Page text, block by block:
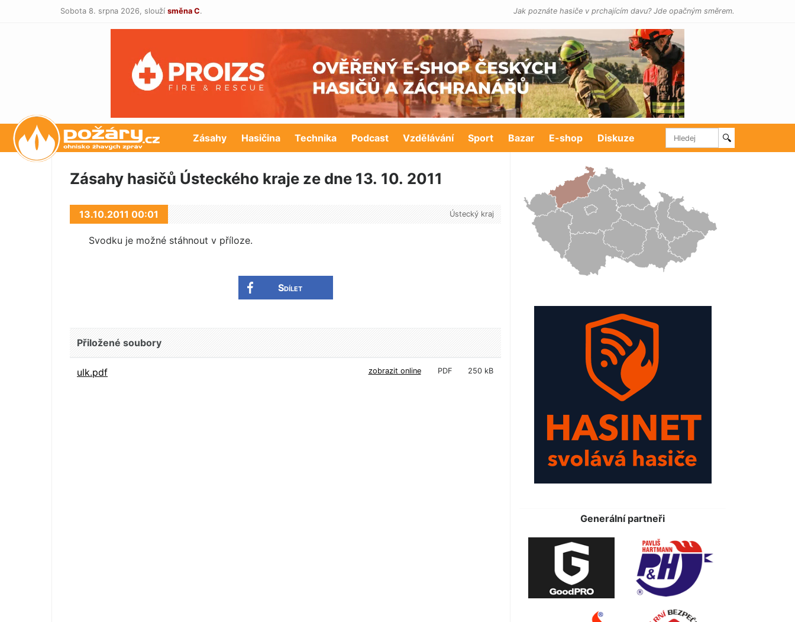
Sobota 8. srpna 2026, slouží směna C. Jak poznáte hasiče v prchajícím davu? Jde opačným směrem.
POŽÁRY.cz Zásahy Hasičina Technika Podcast Vzdělávání Sport Bazar E-shop Diskuze 🔍
Zásahy hasičů Ústeckého kraje ze dne 13. 10. 2011
13.10.2011 00:01 Ústecký kraj
Svodku je možné stáhnout v příloze.
Sdílet
Přiložené soubory
ulk.pdf zobrazit online PDF 250 kB
Generální partneři